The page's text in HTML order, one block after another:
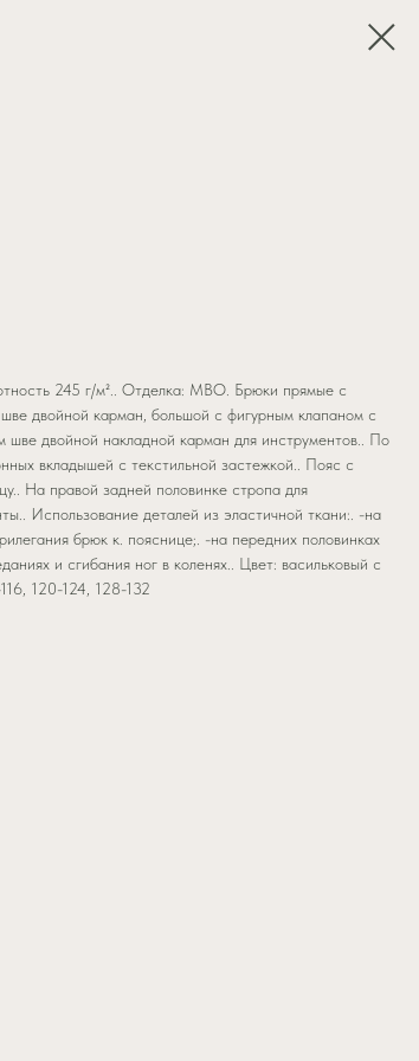
245 г/м².. Отделка: МВО. Брюки прямые с
двойной карман, большой с фигурным клапаном с
двойной накладной карман для инструментов.. По
вкладышей с текстильной застежкой.. Пояс с
На правой задней половинке стропа для
Использование деталей из эластичной ткани:. -на
брюк к. пояснице;. -на передних половинках
и сгибания ног в коленях.. Цвет: васильковый с
120-124, 128-132